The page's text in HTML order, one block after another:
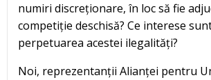
numiri discreționare, în loc să fie
competiție deschisă? Ce interese
perpetuarea acestei ilegalități?
Noi, reprezentanții Alianței pentru